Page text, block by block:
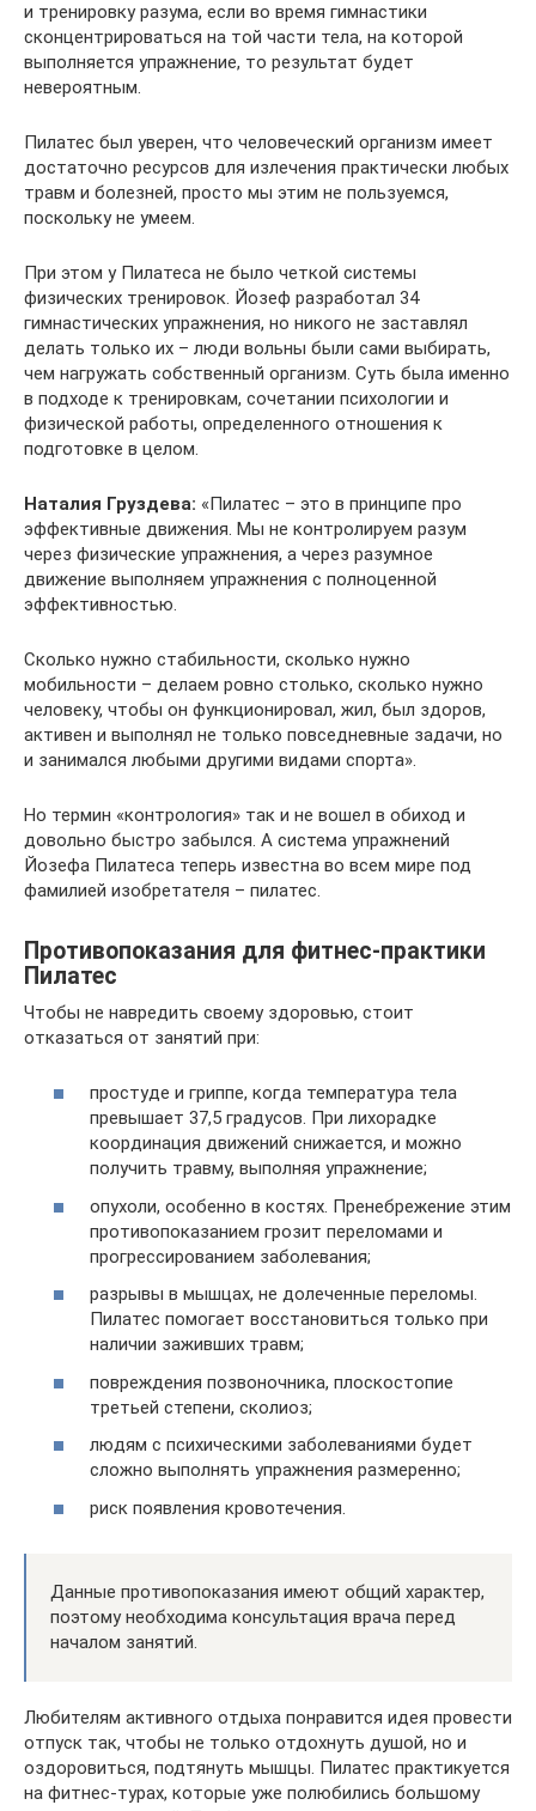
и тренировку разума, если во время гимнастики
сконцентрироваться на той части тела, на которой
выполняется упражнение, то результат будет
невероятным.
Пилатес был уверен, что человеческий организм имеет
достаточно ресурсов для излечения практически любых
травм и болезней, просто мы этим не пользуемся,
поскольку не умеем.
При этом у Пилатеса не было четкой системы
физических тренировок. Йозеф разработал 34
гимнастических упражнения, но никого не заставлял
делать только их – люди вольны были сами выбирать,
чем нагружать собственный организм. Суть была именно
в подходе к тренировкам, сочетании психологии и
физической работы, определенного отношения к
подготовке в целом.
Наталия Груздева: «Пилатес – это в принципе про
эффективные движения. Мы не контролируем разум
через физические упражнения, а через разумное
движение выполняем упражнения с полноценной
эффективностью.
Сколько нужно стабильности, сколько нужно
мобильности – делаем ровно столько, сколько нужно
человеку, чтобы он функционировал, жил, был здоров,
активен и выполнял не только повседневные задачи, но
и занимался любыми другими видами спорта».
Но термин «контрология» так и не вошел в обиход и
довольно быстро забылся. А система упражнений
Йозефа Пилатеса теперь известна во всем мире под
фамилией изобретателя – пилатес.
Противопоказания для фитнес-практики
Пилатес
Чтобы не навредить своему здоровью, стоит
отказаться от занятий при:
простуде и гриппе, когда температура тела
превышает 37,5 градусов. При лихорадке
координация движений снижается, и можно
получить травму, выполняя упражнение;
опухоли, особенно в костях. Пренебрежение этим
противопоказанием грозит переломами и
прогрессированием заболевания;
разрывы в мышцах, не долеченные переломы.
Пилатес помогает восстановиться только при
наличии заживших травм;
повреждения позвоночника, плоскостопие
третьей степени, сколиоз;
людям с психическими заболеваниями будет
сложно выполнять упражнения размеренно;
риск появления кровотечения.
Данные противопоказания имеют общий характер,
поэтому необходима консультация врача перед
началом занятий.
Любителям активного отдыха понравится идея провести
отпуск так, чтобы не только отдохнуть душой, но и
оздоровиться, подтянуть мышцы. Пилатес практикуется
на фитнес-турах, которые уже полюбились большому